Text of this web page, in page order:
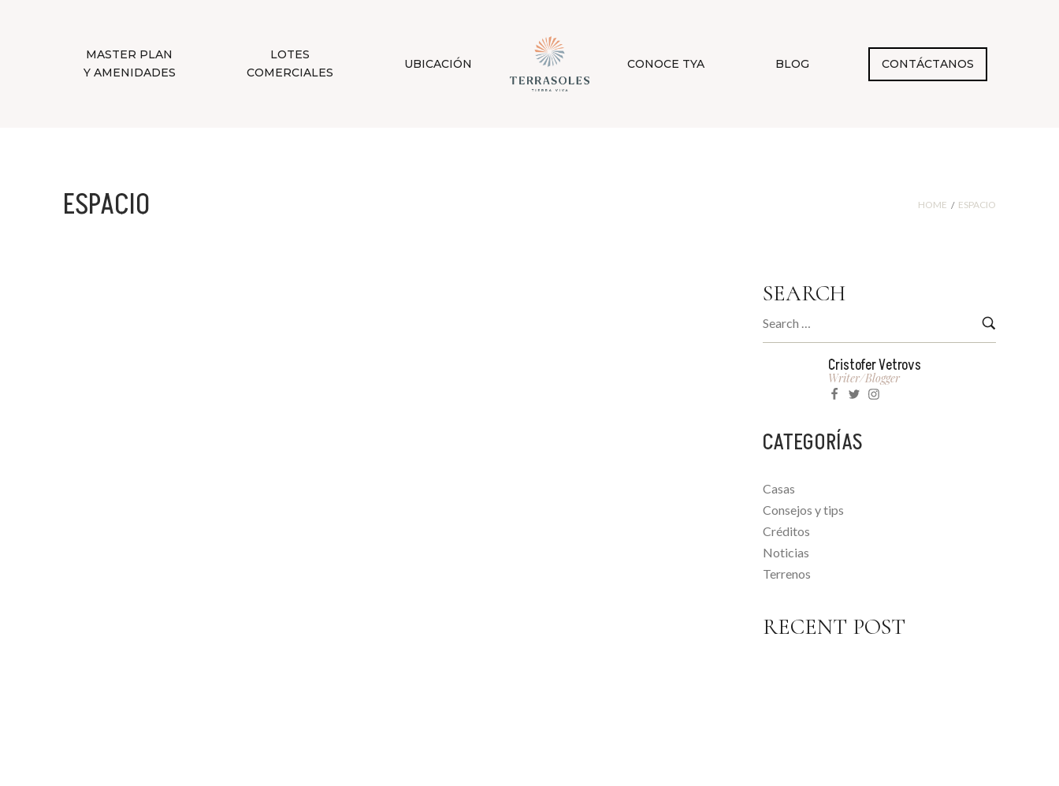
MASTER PLAN
Y AMENIDADES
LOTES
COMERCIALES
UBICACIÓN CONOCE TYA BLOG CONTÁCTANOS
ESPACIO HOME / ESPACIO
SEARCH
Cristofer Vetrovs
Writer/blogger
CATEGORÍAS
Casas
Consejos y tips
Créditos
Noticias
Terrenos
RECENT POST